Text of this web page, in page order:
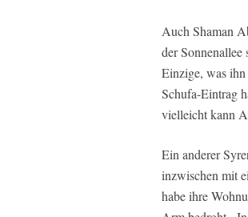
Auch Shaman
der Sonnenallee
Einzige, was
Schufa-Eintrag
vielleicht kann
Ein anderer
inzwischen mit
habe ihre